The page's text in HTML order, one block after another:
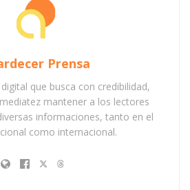
Prensa
que busca con credibilidad,
mantener a los lectores
informaciones, tanto en el
como internacional.